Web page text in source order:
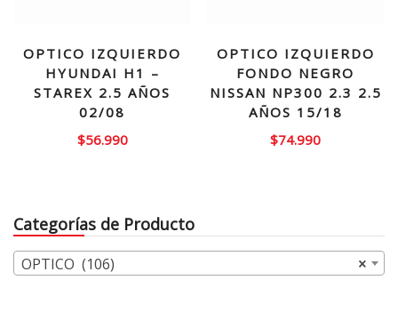
OPTICO IZQUIERDO
HYUNDAI H1 –
STAREX 2.5 AÑOS
02/08
$56.990
OPTICO IZQUIERDO
FONDO NEGRO
NISSAN NP300 2.3 2.5
AÑOS 15/18
$74.990
Categorías de Producto
×
OPTICO (106)